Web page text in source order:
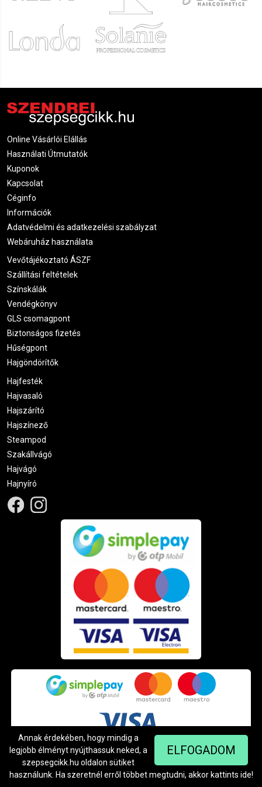
Online Vásárlói Elállás
Használati Útmutatók
Kuponok
Kapcsolat
Céginfo
Információk
Adatvédelmi és adatkezelési szabályzat
Webáruház használata
Vevőtájékoztató ÁSZF
Szállítási feltételek
Színskálák
Vendégkönyv
GLS csomagpont
Biztonságos fizetés
Hűségpont
Hajgöndörítők
Hajfesték
Hajvasaló
Hajszárító
Hajszínező
Steampod
Szakállvágó
Hajvágó
Hajnyíró
ELFOGADOM
Annak érdekében, hogy mindig a
legjobb élményt nyújthassuk neked, a
szepsegcikk.hu oldalon sütiket
használunk. Ha szeretnél erről többet megtudni, akkor kattints ide!